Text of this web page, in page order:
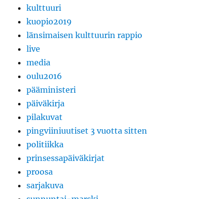
kulttuuri
kuopio2019
länsimaisen kulttuurin rappio
live
media
oulu2016
pääministeri
päiväkirja
pilakuvat
pingviiniuutiset 3 vuotta sitten
politiikka
prinsessapäiväkirjat
proosa
sarjakuva